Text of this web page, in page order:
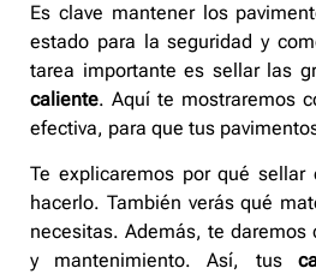
Es clave mantener los
estado para la seguridad y
tarea importante es sellar las
caliente. Aquí te mostraremos
efectiva, para que tus
Te explicaremos por qué
hacerlo. También verás qué
necesitas. Además, te daremos
y mantenimiento. Así, tus